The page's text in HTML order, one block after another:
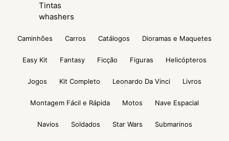
Tintas
whashers
Caminhões Carros Catálogos Dioramas e Maquetes
Easy Kit Fantasy Ficção Figuras Helicópteros
Jogos Kit Completo Leonardo Da Vinci Livros
Montagem Fácil e Rápida Motos Nave Espacial
Navios Soldados Star Wars Submarinos